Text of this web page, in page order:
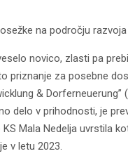
na področju
novico, zlasti pa
priznanje za posebne
& Dorferneuerung”
delo v prihodnosti, je
Mala Nedelja uvrstila
v letu 2023.